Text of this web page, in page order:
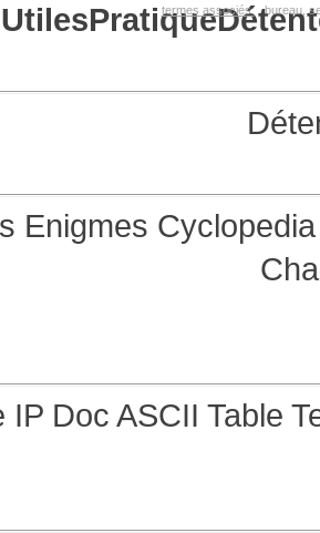
termes associés: bureau,
UtilesPratique
Enigmes
IP Doc ASCII Table